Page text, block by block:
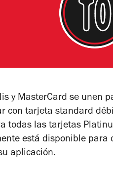
y MasterCard se unen
con tarjeta standard
todas las tarjetas
está disponible para
aplicación.